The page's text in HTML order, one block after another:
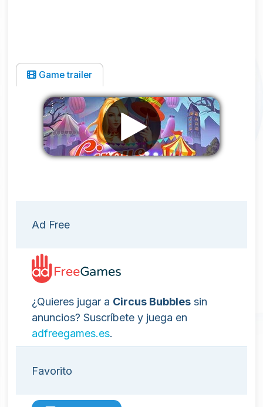
Game trailer
Ad Free
¿Quieres jugar a Circus Bubbles sin
anuncios? Suscríbete y juega en
adfreegames.es.
Favorito